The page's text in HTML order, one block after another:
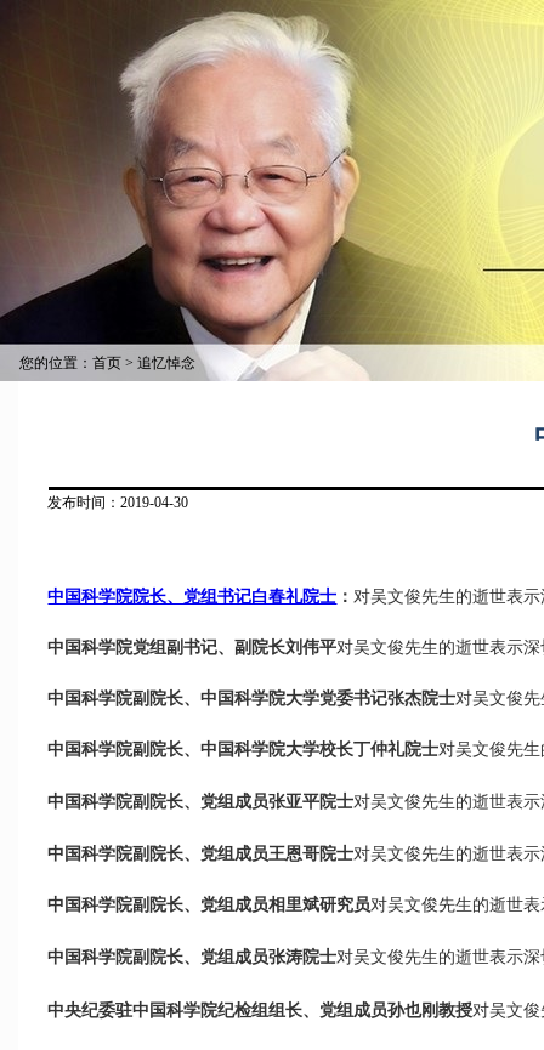
您的位置： 首页 > 追忆悼念
发布时间：2019-04-30
中国科学院院长、党组书记白春礼院士 ：对吴文俊先生的逝世表
中国科学院党组副书记、副院长刘伟平对吴文俊先生的逝世表示
中国科学院副院长、中国科学院大学党委书记张杰院士对吴文俊
中国科学院副院长、中国科学院大学校长丁仲礼院士对吴文俊先
中国科学院副院长、党组成员张亚平院士对吴文俊先生的逝世表
中国科学院副院长、党组成员王恩哥院士对吴文俊先生的逝世表
中国科学院副院长、党组成员相里斌研究员对吴文俊先生的逝世
中国科学院副院长、党组成员张涛院士对吴文俊先生的逝世表示
中央纪委驻中国科学院纪检组组长、党组成员孙也刚教授对吴文